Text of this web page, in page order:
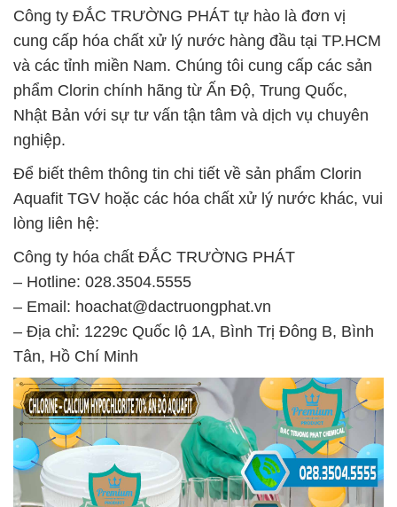
Công ty ĐẮC TRƯỜNG PHÁT tự hào là đơn vị
cung cấp hóa chất xử lý nước hàng đầu tại TP.HCM
và các tỉnh miền Nam. Chúng tôi cung cấp các sản
phẩm Clorin chính hãng từ Ấn Độ, Trung Quốc,
Nhật Bản với sự tư vấn tận tâm và dịch vụ chuyên
nghiệp.
Để biết thêm thông tin chi tiết về sản phẩm Clorin
Aquafit TGV hoặc các hóa chất xử lý nước khác, vui
lòng liên hệ:
Công ty hóa chất ĐẮC TRƯỜNG PHÁT
– Hotline: 028.3504.5555
– Email: hoachat@dactruongphat.vn
– Địa chỉ: 1229c Quốc lộ 1A, Bình Trị Đông B, Bình
Tân, Hồ Chí Minh